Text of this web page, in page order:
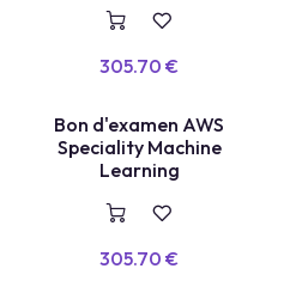
305.70 €
VOUCHER
Bon d'examen AWS
Speciality Machine
Learning
305.70 €